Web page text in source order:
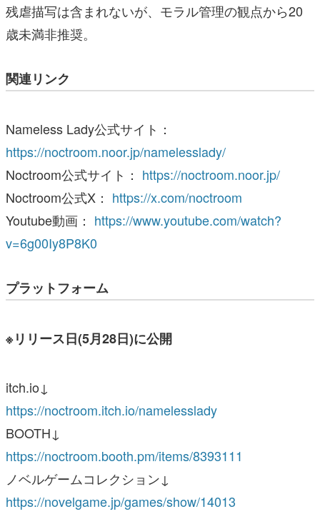
残虐描写は含まれないが、モラル管理の観点から20
歳未満非推奨。
関連リンク
Nameless Lady公式サイト：
https://noctroom.noor.jp/namelesslady/
Noctroom公式サイト： https://noctroom.noor.jp/
Noctroom公式X： https://x.com/noctroom
Youtube動画： https://www.youtube.com/watch?
v=6g00Iy8P8K0
プラットフォーム
※リリース日(5月28日)に公開
itch.io↓
https://noctroom.itch.io/namelesslady
BOOTH↓
https://noctroom.booth.pm/items/8393111
ノベルゲームコレクション↓
https://novelgame.jp/games/show/14013